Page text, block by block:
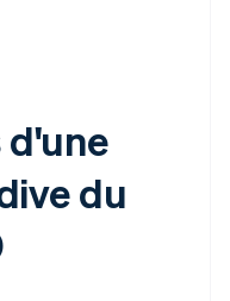
d'une
du